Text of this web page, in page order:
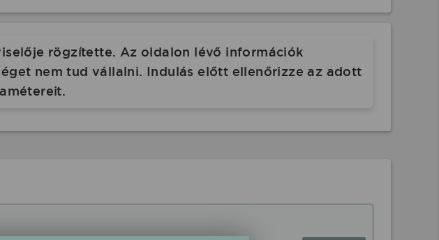
rögzítette. Az oldalon lévő információk
nem tud vállalni. Indulás előtt ellenőrizze az adott